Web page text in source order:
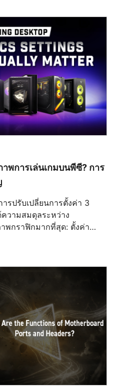
พการเล่นเกมบนพีซี? การ
รปรับเปลี่ยนการตั้งค่า 3
วามสมดุลระหว่าง
กราฟิกมากที่สุด: ตั้งค่า
น DLSS/FSR เมื่อมีให้เลือก,
กน้อย การเพิ่มความละเอียด
จะกินทรัพยากรมาก
ลและเฟรมเจเนอเรชันจะ
มา ส่วนการตั้งค่าอื่นๆ เป็น
ดการตั้งค่า สิ่ง
าพ ความละเอียด
รวมและภาระการเรนเดอร์
นประสิทธิภาพหลังจา
สร้างหรือแทรกเฟรม การเพิ่ม